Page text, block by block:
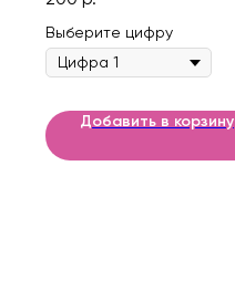
Выберите цифру
Добавить в корзину